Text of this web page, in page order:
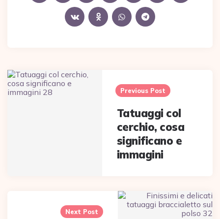
Post
navigation
Previous Post
Tatuaggi col
cerchio, cosa
significano e
immagini
Next Post